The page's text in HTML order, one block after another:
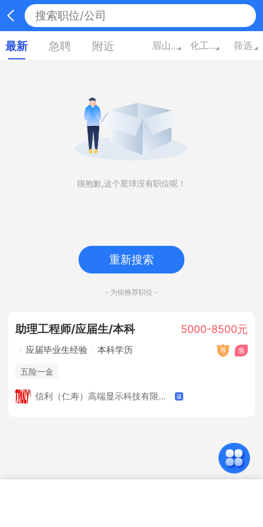
最新 急聘 附近 眉山四川 化工/能源 筛选
很抱歉,这个星球没有职位呢！
重新搜索
- 为你推荐职位 -
助理工程师/应届生/本科 5000-8500元
应届毕业生经验 本科学历
五险一金
信利（仁寿）高端显示科技有限公司